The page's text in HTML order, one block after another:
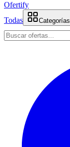
Ofertify
Todas
Categorías